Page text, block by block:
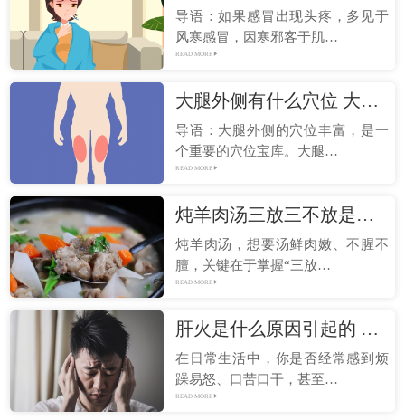
导语：如果感冒出现头疼，多见于
风寒感冒，因寒邪客于肌…
READ MORE
大腿外侧有什么穴位 大腿外侧有哪些经络
导语：大腿外侧的穴位丰富，是一
个重要的穴位宝库。大腿…
READ MORE
炖羊肉汤三放三不放是什么 炖羊肉汤的技巧
炖羊肉汤，想要汤鲜肉嫩、不腥不
膻，关键在于掌握“三放…
READ MORE
肝火是什么原因引起的 肝火旺会出现什么症状
在日常生活中，你是否经常感到烦
躁易怒、口苦口干，甚至…
READ MORE